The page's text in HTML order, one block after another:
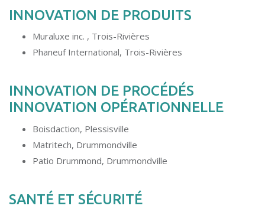
INNOVATION DE PRODUITS
Muraluxe inc. , Trois-Rivières
Phaneuf International, Trois-Rivières
INNOVATION DE PROCÉDÉS
INNOVATION OPÉRATIONNELLE
Boisdaction, Plessisville
Matritech, Drummondville
Patio Drummond, Drummondville
SANTÉ ET SÉCURITÉ